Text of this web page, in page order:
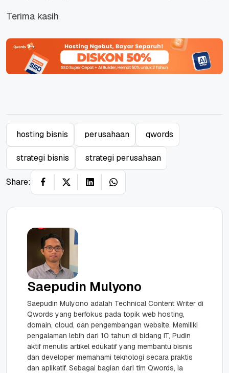
Terima kasih
hosting bisnis perusahaan qwords
strategi bisnis strategi perusahaan
Share:
Saepudin Mulyono
Saepudin Mulyono adalah Technical Content Writer di
Qwords yang berfokus pada topik web hosting,
domain, cloud, dan pengembangan website. Memiliki
pengalaman lebih dari 10 tahun di bidang IT, Pudin
aktif menulis artikel edukatif yang membantu bisnis
dan developer memahami teknologi secara praktis
dan aplikatif. Sebagai bagian dari tim Qwords, ia